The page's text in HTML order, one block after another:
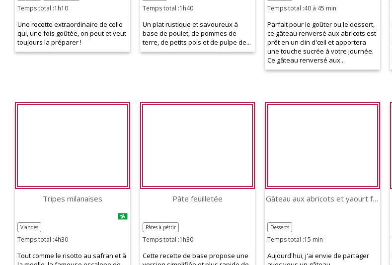
Temps total :1h10
Une recette extraordinaire de celle
qui, une fois goûtée, on peut et veut
toujours la préparer !
Temps total :1h40
Un plat rustique et savoureux à
base de poulet, de pommes de
terre, de petits pois et de pulpe de...
Temps total :40 à 45 min
Parfait pour le goûter ou le dessert,
ce gâteau renversé aux abricots est
prêt en un clin d'œil et apportera
une touche sucrée à votre journée.
Ce gâteau renversé aux...
Tripes milanaises
Temps total :4h30
Viandes
Tout comme le risotto au safran et à
Pâte feuilletée
Temps total :1h30
Pâtes à pétrir
Cette recette de base propose une
Gâteau aux abricots et yaourt froid
Temps total :15 min
Desserts
Aujourd'hui, j'ai envie de partager